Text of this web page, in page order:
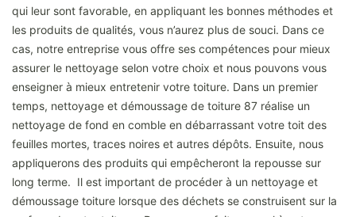
qui leur sont favorable, en appliquant les bonnes méthodes et
les produits de qualités, vous n’aurez plus de souci. Dans ce
cas, notre entreprise vous offre ses compétences pour mieux
assurer le nettoyage selon votre choix et nous pouvons vous
enseigner à mieux entretenir votre toiture. Dans un premier
temps, nettoyage et démoussage de toiture 87 réalise un
nettoyage de fond en comble en débarrassant votre toit des
feuilles mortes, traces noires et autres dépôts. Ensuite, nous
appliquerons des produits qui empêcheront la repousse sur
long terme. Il est important de procéder à un nettoyage et
démoussage toiture lorsque des déchets se construisent sur la